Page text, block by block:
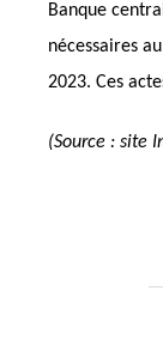
Banque
nécessaires
2023. Ces
(Source : site